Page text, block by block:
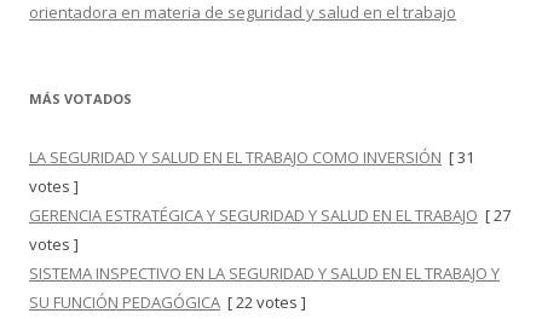
orientadora en materia de seguridad y salud en el trabajo
MÁS VOTADOS
LA SEGURIDAD Y SALUD EN EL TRABAJO COMO INVERSIÓN [ 31
votes ]
GERENCIA ESTRATÉGICA Y SEGURIDAD Y SALUD EN EL TRABAJO [ 27
votes ]
SISTEMA INSPECTIVO EN LA SEGURIDAD Y SALUD EN EL TRABAJO Y
SU FUNCIÓN PEDAGÓGICA [ 22 votes ]